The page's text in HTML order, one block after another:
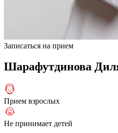
Записаться на прием
Шарафутдинова
Прием взрослых
Не принимает детей